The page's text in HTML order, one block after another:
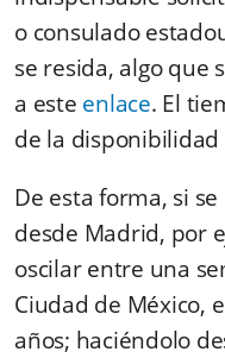
o consulado
se resida, algo que
a este enlace. El
de la
De esta forma, si
desde Madrid, por
oscilar entre una
Ciudad de México,
años; haciéndolo